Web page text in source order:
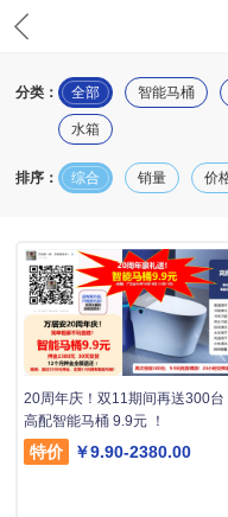
分类： 全部 智能马桶
水箱
排序： 综合 销量 价
20周年庆！双11期间再送300台
高配智能马桶 9.9元 ！
特价 ￥9.90-2380.00